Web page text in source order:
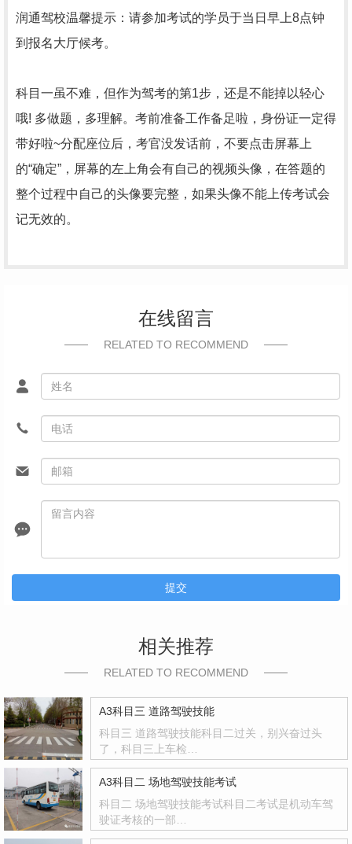
润通驾校温馨提示：请参加考试的学员于当日早上8点钟
到报名大厅候考。
科目一虽不难，但作为驾考的第1步，还是不能掉以轻心
哦! 多做题，多理解。考前准备工作备足啦，身份证一定得
带好啦~分配座位后，考官没发话前，不要点击屏幕上
的“确定”，屏幕的左上角会有自己的视频头像，在答题的
整个过程中自己的头像要完整，如果头像不能上传考试会
记无效的。
在线留言
RELATED TO RECOMMEND
提交
相关推荐
RELATED TO RECOMMEND
A3科目三 道路驾驶技能
科目三 道路驾驶技能科目二过关，别兴奋过头
了，科目三上车检…
A3科目二 场地驾驶技能考试
科目二 场地驾驶技能考试科目二考试是机动车驾
驶证考核的一部…